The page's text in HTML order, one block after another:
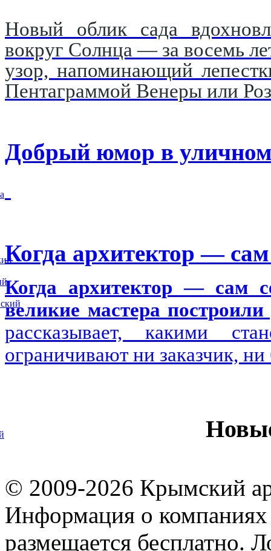
Новый облик сада
вокруг Солнца — за восемь
узор, напоминающий
Пентаграммой Венеры или
Добрый юмор в уличном
Когда архитектор — сам
Когда архитектор — сам
великие мастера построили
рассказывает, какими
ограничивают ни заказчик,
© 2009-2026 Крымский
Информация о компаниях
размещается бесплатно.